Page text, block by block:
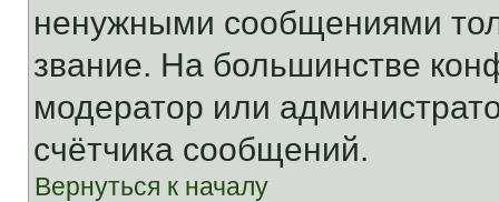
ненужными сообщениями
звание. На большинстве
модератор или
счётчика сообщений.
Вернуться к началу